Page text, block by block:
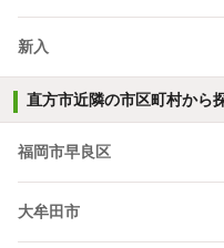
新入
直方市近隣の市区町村から
福岡市早良区
大牟田市